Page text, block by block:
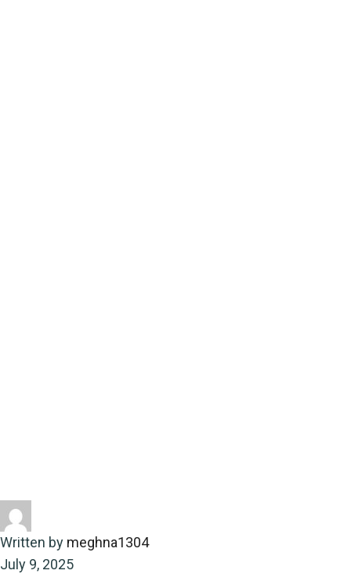
Written by meghna1304
July 9, 2025